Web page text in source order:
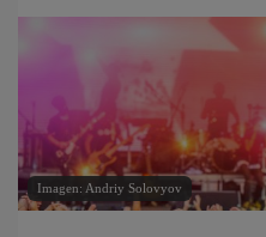
Imagen: Andriy Solovyov